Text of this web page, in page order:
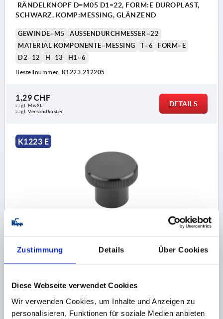
Zustimmung Details Über Cookies
Diese Webseite verwendet Cookies
Wir verwenden Cookies, um Inhalte und Anzeigen zu
personalisieren, Funktionen für soziale Medien anbieten
RÄNDELKNOPF D=M05 D1=22, FORM:E DUROPLAST,
SCHWARZ, KOMP:MESSING, GLÄNZEND
GEWINDE=M5
AUSSENDURCHMESSER=22
MATERIAL KOMPONENTE=MESSING
T=6
FORM=E
D2=12
H=13 H1=6
Bestellnummer: K1223.212205
1,29 CHF
zzgl. MwSt.
zzgl. Versandkosten
DETAILS
K1223 E
RÄNDELKNOPF D=M06 D1=26, FORM:E DUROPLAST,
GEWINDE=M6
AUSSENDURCHMESSER=26
MATERIAL KOMPONENTE=STAHL